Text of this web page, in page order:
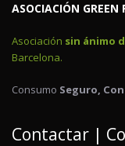
ASOCIACIÓN
Asociación sin ánimo
Barcelona.
Consumo Seguro,
Contactar |